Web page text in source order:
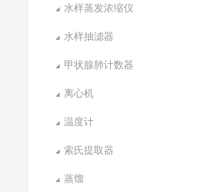
水样蒸发浓缩仪
水样抽滤器
甲状腺肺计数器
离心机
温度计
索氏提取器
蒸馏